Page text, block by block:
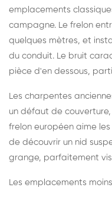
emplacements
campagne. Le frelon
quelques mètres, et
du conduit. Le bruit
pièce d'en dessous,
Les charpentes
un défaut de
frelon européen aime
de découvrir un nid
grange, parfaitement
Les emplacements